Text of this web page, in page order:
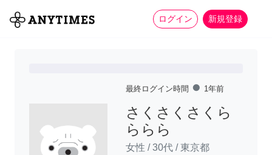
ログイン 新規登録
全て 家事 more_horiz
最終ログイン時間 fiber_manual_record 1年前
さくさくさくら
ららら
女性 /30代 /東京都